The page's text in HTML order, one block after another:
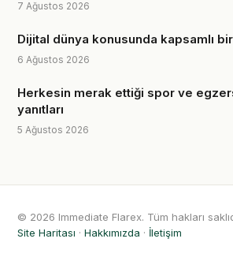
7 Ağustos 2026
Dijital dünya konusunda kapsamlı
6 Ağustos 2026
Herkesin merak ettiği spor ve
yanıtları
5 Ağustos 2026
© 2026 Immediate Flarex. Tüm hakları
Site Haritası · Hakkımızda · İletişim